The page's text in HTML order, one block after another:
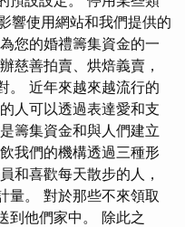
響使用網站和我們提供的
您的婚禮籌集資金的一
慈善拍賣、烘焙義賣，
。 近年來越來越流行的
人可以透過表達愛和支
籌集資金和與人們建立
我們的機構透過三種形
和喜歡每天散步的人，
量。 對於那些不來領取
到他們家中。 除此之